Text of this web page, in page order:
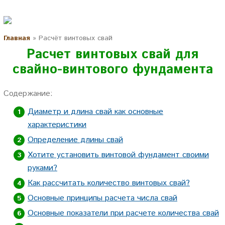
Главная » Расчёт винтовых свай
Расчет винтовых свай для
свайно-винтового фундамента
Содержание:
Диаметр и длина свай как основные
характеристики
Определение длины свай
Хотите установить винтовой фундамент своими
руками?
Как рассчитать количество винтовых свай?
Основные принципы расчета числа свай
Основные показатели при расчете количества свай